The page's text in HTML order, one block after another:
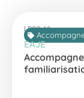
LPSC-16
EAJE